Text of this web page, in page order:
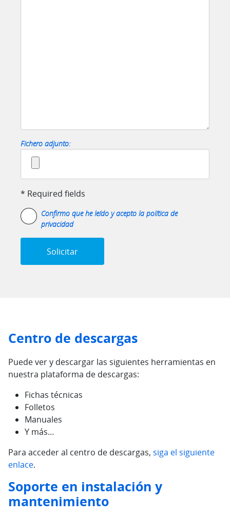
Fichero adjunto:
* Required fields
Confirmo que he leído y acepto la política de
privacidad
Centro de descargas
Puede ver y descargar las siguientes herramientas en
nuestra plataforma de descargas:
Fichas técnicas
Folletos
Manuales
Y más…
Para acceder al centro de descargas, siga el siguiente
enlace.
Soporte en instalación y
mantenimiento